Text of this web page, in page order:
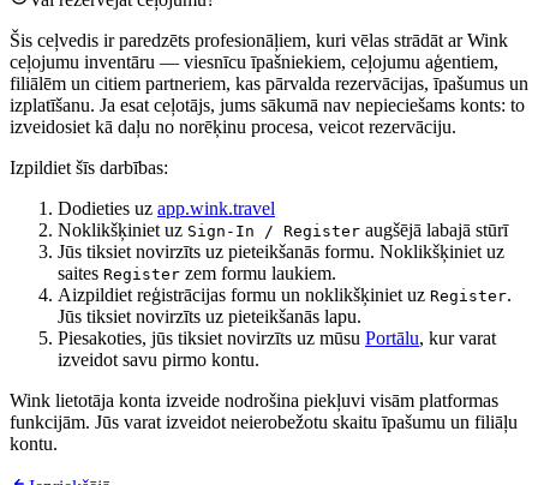
Šis ceļvedis ir paredzēts profesionāļiem, kuri vēlas strādāt ar Wink
ceļojumu inventāru — viesnīcu īpašniekiem, ceļojumu aģentiem,
filiālēm un citiem partneriem, kas pārvalda rezervācijas, īpašumus un
izplatīšanu. Ja esat ceļotājs, jums sākumā nav nepieciešams konts: to
izveidosiet kā daļu no norēķinu procesa, veicot rezervāciju.
Izpildiet šīs darbības:
Dodieties uz app.wink.travel
Noklikšķiniet uz Sign-In / Register augšējā labajā stūrī
Jūs tiksiet novirzīts uz pieteikšanās formu. Noklikšķiniet uz
saites Register zem formu laukiem.
Aizpildiet reģistrācijas formu un noklikšķiniet uz Register.
Jūs tiksiet novirzīts uz pieteikšanās lapu.
Piesakoties, jūs tiksiet novirzīts uz mūsu Portālu, kur varat
izveidot savu pirmo kontu.
Wink lietotāja konta izveide nodrošina piekļuvi visām platformas
funkcijām. Jūs varat izveidot neierobežotu skaitu īpašumu un filiāļu
kontu.